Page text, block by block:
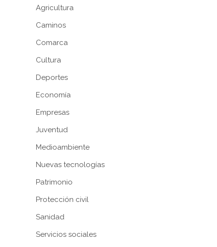
Agricultura
Caminos
Comarca
Cultura
Deportes
Economía
Empresas
Juventud
Medioambiente
Nuevas tecnologías
Patrimonio
Protección civil
Sanidad
Servicios sociales